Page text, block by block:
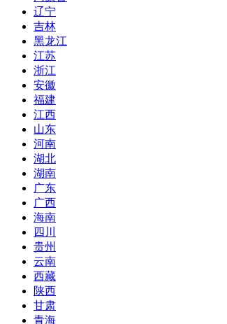
辽宁
吉林
黑龙江
江苏
浙江
安徽
福建
江西
山东
河南
湖北
湖南
广东
广西
海南
四川
贵州
云南
西藏
陕西
甘肃
青海